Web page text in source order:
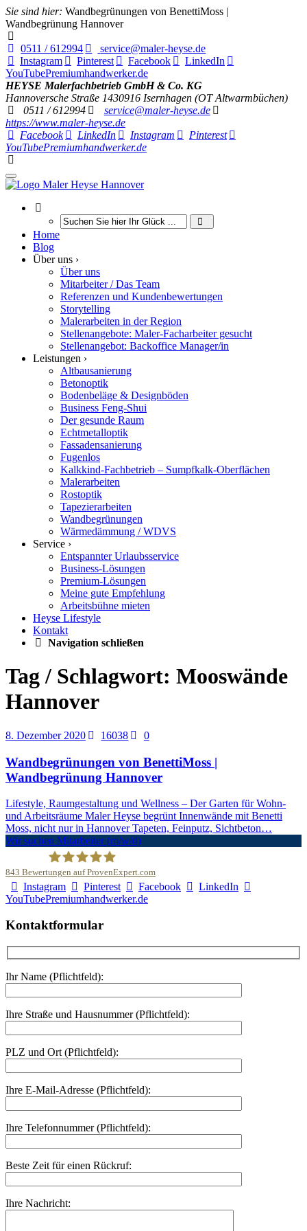
Sie sind hier: Wandbegrünungen von BenettiMoss |
Wandbegrünung Hannover
0511 / 612994
service@maler-heyse.de
Instagram
Pinterest Facebook
LinkedIn
YouTubePremiumhandwerker.de
HEYSE Malerfachbetrieb GmbH & Co. KG
Hannoversche Straße 1430916 Isernhagen (OT Altwarmbüchen)
0511 / 612994
service@maler-heyse.de
https://www.maler-heyse.de
Facebook
LinkedIn Instagram
Pinterest
YouTubePremiumhandwerker.de
Home
Blog
Über uns ›
Über uns
Mitarbeiter / Das Team
Referenzen und Kundenbewertungen
Storytelling
Malerarbeiten in der Region
Stellenangebote: Maler-Facharbeiter gesucht
Stellenangebot: Backoffice Manager/in
Leistungen ›
Altbausanierung
Betonoptik
Bodenbeläge & Designböden
Business Feng-Shui
Der gesunde Raum
Echtmetalloptik
Fassadensanierung
Fugenlos
Kalkkind-Fachbetrieb – Sumpfkalk-Oberflächen
Malerarbeiten
Rostoptik
Tapezierarbeiten
Wandbegrünungen
Wärmedämmung / WDVS
Service ›
Entspannter Urlaubsservice
Business-Lösungen
Premium-Lösungen
Meine gute Empfehlung
Arbeitsbühne mieten
Heyse Lifestyle
Kontakt
Navigation schließen
Tag / Schlagwort: Mooswände
Hannover
8. Dezember 2020 16038 0
Wandbegrünungen von BenettiMoss |
Wandbegrünung Hannover
Lifestyle, Raumgestaltung und Wellness – Der Garten für Wohn-
und Arbeitsräume Maler Heyse begrünt Innenwände mit Benetti
Moss, nicht nur in Hannover Tapeten, Feinputz, Sichtbeton…
Wir suchen Mitarbeiter (m/w/d)
Malerfachbetrieb HEYSE GmbH & Co.KG
843 Bewertungen auf ProvenExpert.com
Instagram Pinterest Facebook
LinkedIn
YouTubePremiumhandwerker.de
Kontaktformular
Ihr Name (Pflichtfeld):
Ihre Straße und Hausnummer (Pflichtfeld):
PLZ und Ort (Pflichtfeld):
Ihre E-Mail-Adresse (Pflichtfeld):
Ihre Telefonnummer (Pflichtfeld):
Beste Zeit für einen Rückruf:
Ihre Nachricht: